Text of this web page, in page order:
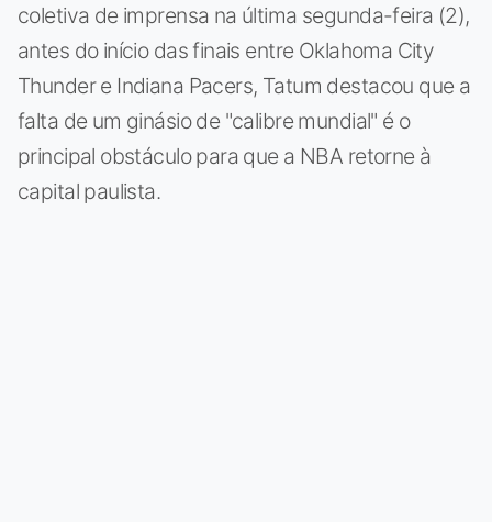
coletiva de imprensa na última segunda-feira (2),
antes do início das finais entre Oklahoma City
Thunder e Indiana Pacers, Tatum destacou que a
falta de um ginásio de "calibre mundial" é o
principal obstáculo para que a NBA retorne à
capital paulista.